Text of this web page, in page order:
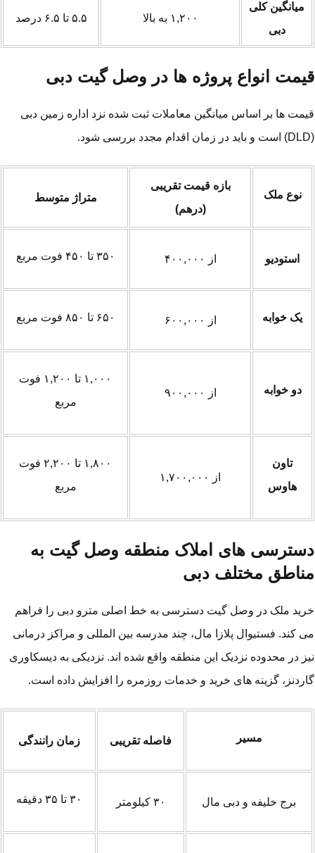
میانگین کلی
دبی
۱,۲۰۰ به بالا ۵.۵ تا ۶.۵ درصد
انواع پروژه ها در وصل گیت دبی
ها بر اساس میانگین معاملات ثبت شده نزد اداره زمین دبی
نوع ملک
بازه قیمت تقریبی
(درهم)
متراژ متوسط
استودیو از ۴۰۰,۰۰۰ ۳۵۰ تا ۴۵۰ فوت مربع
یک خوابه از ۶۰۰,۰۰۰ ۶۵۰ تا ۸۵۰ فوت مربع
دو خوابه از ۹۰۰,۰۰۰
۱,۰۰۰ تا ۱,۲۰۰ فوت
مربع
تاون
هاوس
از ۱,۷۰۰,۰۰۰
۱,۸۰۰ تا ۲,۲۰۰ فوت
مربع
های املاک منطقه وصل گیت به
مختلف دبی
ملک در وصل گیت دسترسی به خط اصلی مترو دبی را فراهم
کند. فستیوال پلازا مال، چند مدرسه بین المللی و مراکز درمانی
در محدوده نزدیک این منطقه واقع شده اند. نزدیکی به دیسکاوری
گزینه های خرید و خدمات روزمره را افزایش داده است.
مسیر فاصله تقریبی زمان رانندگی
برج خلیفه و دبی مال ۳۰ کیلومتر ۳۰ تا ۳۵ دقیقه